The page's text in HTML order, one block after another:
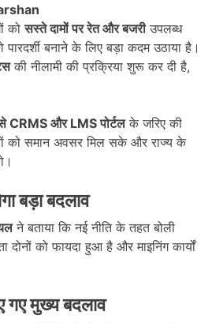
कोसस्ते दामों पर रेत और बजरीउपलब्ध
बनाने के लिए बड़ा कदम उठाया है।
की नीलामी की प्रक्रिया शुरू कर दी है,
CRMS और LMS पोर्टलके जरिए की
को समान अवसर मिल सके और राज्य के
बड़ा बदलाव
ने बताया कि नई नीति के तहत बोली
को फायदा हुआ है और माइनिंग कार्यों
गए मुख्य बदलाव